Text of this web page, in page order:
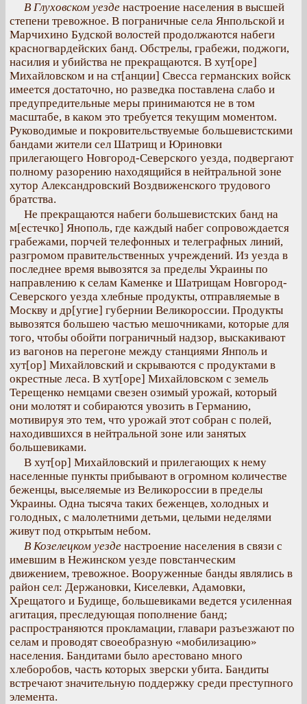
В Глуховском уезде настроение населения в высшей
степени тревожное. В пограничные села Янпольской и
Марчихино Будской волостей продолжаются набеги
красногвардейских банд. Обстрелы, грабежи, поджоги,
насилия и убийства не прекращаются. В хут[оре]
Михайловском и на ст[анции] Свесса германских войск
имеется достаточно, но разведка поставлена слабо и
предупредительные меры принимаются не в том
масштабе, в каком это требуется текущим моментом.
Руководимые и покровительствуемые большевистскими
бандами жители сел Шатрищ и Юриновки
прилегающего Новгород-Северского уезда, подвергают
полному разорению находящийся в нейтральной зоне
хутор Александровский Воздвиженского трудового
братства.
Не прекращаются набеги большевистских банд на
м[естечко] Янополь, где каждый набег сопровождается
грабежами, порчей телефонных и телеграфных линий,
разгромом правительственных учреждений. Из уезда в
последнее время вывозятся за пределы Украины по
направлению к селам Каменке и Шатрищам Новгород-
Северского уезда хлебные продукты, отправляемые в
Москву и др[угие] губернии Великороссии. Продукты
вывозятся большею частью мешочниками, которые для
того, чтобы обойти пограничный надзор, выскакивают
из вагонов на перегоне между станциями Янполь и
хут[ор] Михайловский и скрываются с продуктами в
окрестные леса. В хут[оре] Михайловском с земель
Терещенко немцами свезен озимый урожай, который
они молотят и собираются увозить в Германию,
мотивируя это тем, что урожай этот собран с полей,
находившихся в нейтральной зоне или занятых
большевиками.
В хут[ор] Михайловский и прилегающих к нему
населенные пункты прибывают в огромном количестве
беженцы, выселяемые из Великороссии в пределы
Украины. Одна тысяча таких беженцев, холодных и
голодных, с малолетними детьми, целыми неделями
живут под открытым небом.
В Козелецком уезде настроение населения в связи с
имевшим в Нежинском уезде повстанческим
движением, тревожное. Вооруженные банды являлись в
район сел: Держановки, Киселевки, Адамовки,
Хрещатого и Будище, большевиками ведется усиленная
агитация, преследующая пополнение банд;
распространяются прокламации, главари разъезжают по
селам и проводят своеобразную «мобилизацию»
населения. Бандитами было арестовано много
хлеборобов, часть которых зверски убита. Бандиты
встречают значительную поддержку среди преступного
элемента.